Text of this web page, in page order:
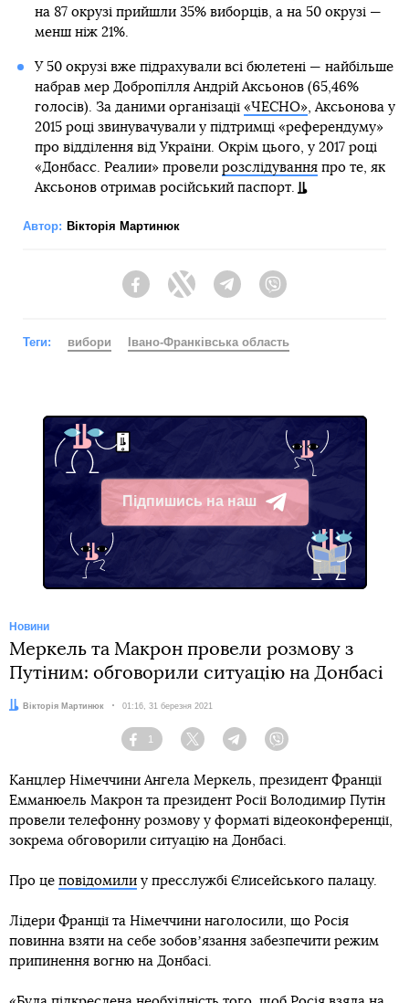
на 87 окрузі прийшли 35% виборців, а на 50 окрузі —
менш ніж 21%.
У 50 окрузі вже підрахували всі бюлетені — найбільше
набрав мер Добропілля Андрій Аксьонов (65,46%
голосів). За даними організації «ЧЕСНО», Аксьонова у
2015 році звинувачували у підтримці «референдуму»
про відділення від України. Окрім цього, у 2017 році
«Донбасс. Реалии» провели розслідуванняпро те, як
Аксьонов отримав російський паспорт.
Автор: Вікторія Мартинюк
FacebookTwitter Telegram
Теги: вибори Івано-Франківська область
Підпишись на наш
Telegram
Новини
Меркель та Макрон провели розмову з
Путіним: обговорили ситуацію на Донбасі
Автор:Вікторія Мартинюк Дата:
01:16, 31 березня 2021
Facebook
1
Twitter TelegramViber
Канцлер Німеччини Ангела Меркель, президент Франції
Емманюель Макрон та президент Росії Володимир Путін
провели телефонну розмову у форматі відеоконференції,
зокрема обговорили ситуацію на Донбасі.
Про це повідомили у пресслужбі Єлисейського палацу.
Лідери Франції та Німеччини наголосили, що Росія
повинна взяти на себе зобовʼязання забезпечити режим
припинення вогню на Донбасі.